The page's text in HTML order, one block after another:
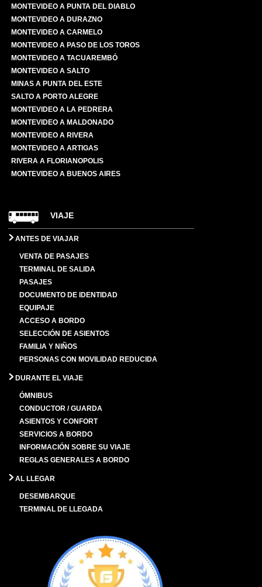
MONTEVIDEO A PUNTA DEL DIABLO
MONTEVIDEO A DURAZNO
MONTEVIDEO A CARMELO
MONTEVIDEO A PASO DE LOS TOROS
MONTEVIDEO A TACUAREMBÓ
MONTEVIDEO A SALTO
MINAS A PUNTA DEL ESTE
SALTO A PORTO ALEGRE
MONTEVIDEO A LA PEDRERA
MONTEVIDEO A MALDONADO
MONTEVIDEO A RIVERA
MONTEVIDEO A ARTIGAS
RIVERA A FLORIANOPOLIS
MONTEVIDEO A BUENOS AIRES
VIAJE
ANTES DE VIAJAR
VENTA DE PASAJES
TERMINAL DE SALIDA
PASAJES
DOCUMENTO DE IDENTIDAD
EQUIPAJE
ACCESO A BORDO
SELECCIÓN DE ASIENTOS
FAMILIA Y NIÑOS
PERSONAS CON MOVILIDAD REDUCIDA
DURANTE EL VIAJE
ÓMNIBUS
CONDUCTOR / GUARDA
ASIENTOS Y CONFORT
SERVICIOS A BORDO
INFORMACIÓN SOBRE SU VIAJE
REGLAS GENERALES A BORDO
AL LLEGAR
DESEMBARQUE
TERMINAL DE LLEGADA